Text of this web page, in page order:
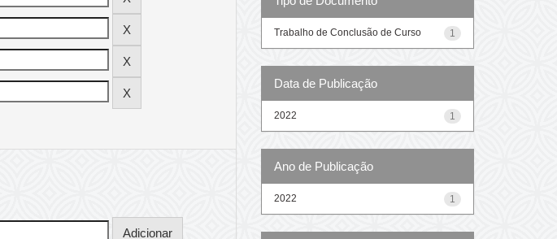
1
Trabalho de Conclusão de Curso
Data de Publicação
1
2022
Ano de Publicação
1
2022